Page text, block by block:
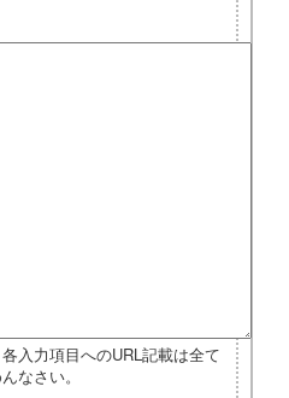
入力項目へのURL記載は全て
なさい。